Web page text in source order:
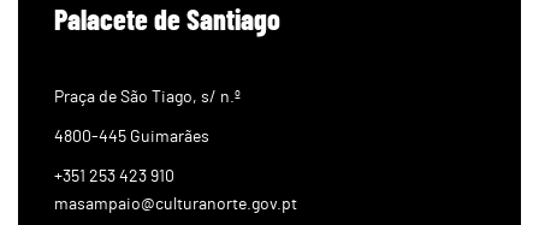
Palacete de Santiago
Praça de São Tiago, s/ n.º
4800-445 Guimarães
+351 253 423 910
masampaio@culturanorte.gov.pt